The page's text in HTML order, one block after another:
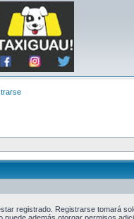
registrado. Registrarse tomará